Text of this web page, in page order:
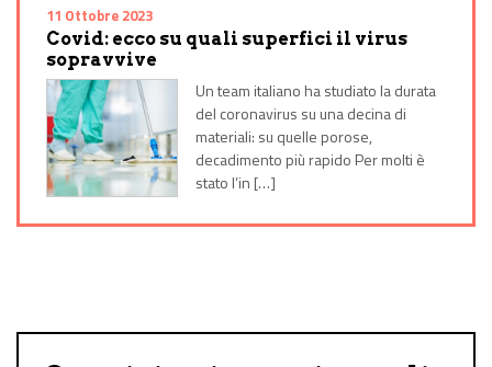
11 Ottobre 2023
Covid: ecco su quali superfici il virus
sopravvive
Un team italiano ha studiato la durata
del coronavirus su una decina di
materiali: su quelle porose,
decadimento più rapido Per molti è
stato l’in […]